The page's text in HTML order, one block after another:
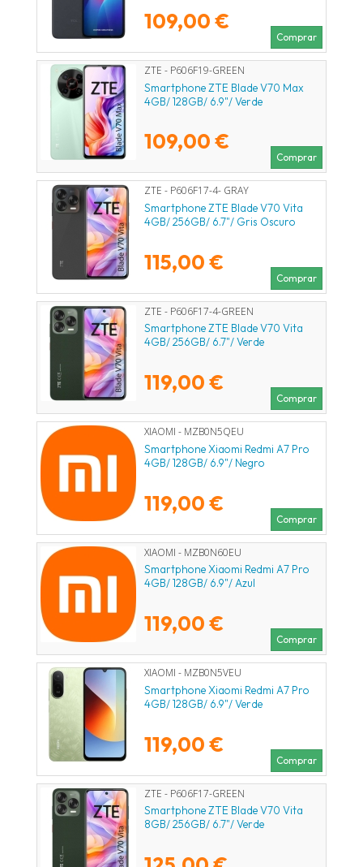
109,00 €
Comprar
ZTE - P606F19-GREEN
Smartphone ZTE Blade V70 Max
4GB/ 128GB/ 6.9"/ Verde
109,00 €
Comprar
ZTE - P606F17-4- GRAY
Smartphone ZTE Blade V70 Vita
4GB/ 256GB/ 6.7"/ Gris Oscuro
115,00 €
Comprar
ZTE - P606F17-4-GREEN
Smartphone ZTE Blade V70 Vita
4GB/ 256GB/ 6.7"/ Verde
119,00 €
Comprar
XIAOMI - MZB0N5QEU
Smartphone Xiaomi Redmi A7 Pro
4GB/ 128GB/ 6.9"/ Negro
119,00 €
Comprar
XIAOMI - MZB0N60EU
Smartphone Xiaomi Redmi A7 Pro
4GB/ 128GB/ 6.9"/ Azul
119,00 €
Comprar
XIAOMI - MZB0N5VEU
Smartphone Xiaomi Redmi A7 Pro
4GB/ 128GB/ 6.9"/ Verde
119,00 €
Comprar
ZTE - P606F17-GREEN
Smartphone ZTE Blade V70 Vita
8GB/ 256GB/ 6.7"/ Verde